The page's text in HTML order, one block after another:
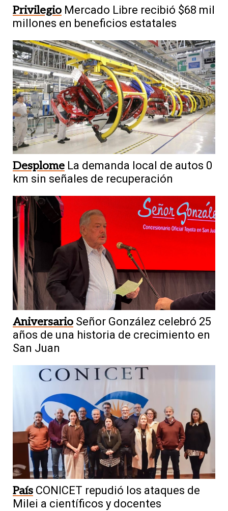
Privilegio Mercado Libre recibió $68 mil
millones en beneficios estatales
Desplome La demanda local de autos 0
km sin señales de recuperación
Aniversario Señor González celebró 25
años de una historia de crecimiento en
San Juan
País CONICET repudió los ataques de
Milei a científicos y docentes